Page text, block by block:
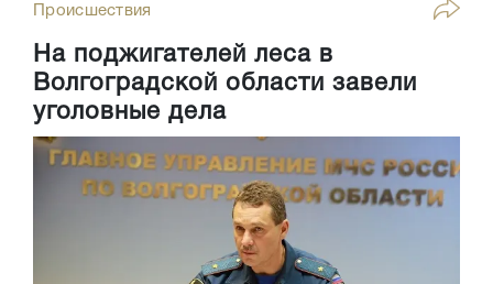
Происшествия
На поджигателей леса в
Волгоградской области завели
уголовные дела